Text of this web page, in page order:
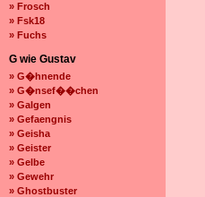
» Frosch
» Fsk18
» Fuchs
G wie Gustav
» G�hnende
» G�nsef��chen
» Galgen
» Gefaengnis
» Geisha
» Geister
» Gelbe
» Gewehr
» Ghostbuster